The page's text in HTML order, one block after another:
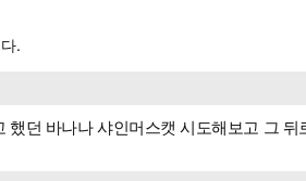
.
했던 바나나 샤인머스캣 시도해보고 그